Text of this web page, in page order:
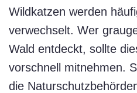
Wildkatzen werden
verwechselt. Wer
Wald entdeckt, sollte
vorschnell mitnehmen.
die